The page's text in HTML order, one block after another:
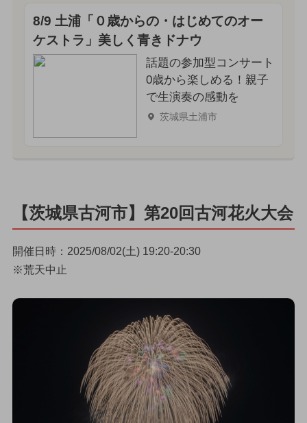
8/9 土浦「０歳からの・はじめてのオー
ケストラ」美しく青きドナウ
話題の参加型コンサート
0歳から楽しめる！親子
で生演奏の感動を
茨城県土浦市
【茨城県古河市】第20回古河花火大会
開催日時：2025/08/02(土) 19:20-20:30
※荒天中止